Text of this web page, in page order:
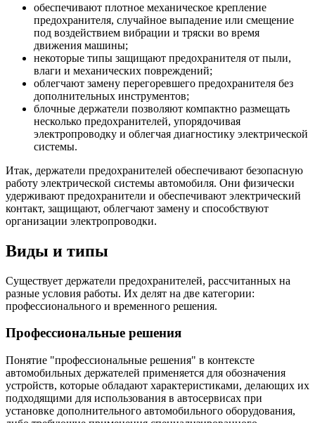
обеспечивают плотное механическое крепление
предохранителя, случайное выпадение или смещение
под воздействием вибрации и тряски во время
движения машины;
некоторые типы защищают предохранителя от пыли,
влаги и механических повреждений;
облегчают замену перегоревшего предохранителя без
дополнительных инструментов;
блочные держатели позволяют компактно размещать
несколько предохранителей, упорядочивая
электропроводку и облегчая диагностику электрической
системы.
Итак, держатели предохранителей обеспечивают безопасную
работу электрической системы автомобиля. Они физически
удерживают предохранители и обеспечивают электрический
контакт, защищают, облегчают замену и способствуют
организации электропроводки.
Виды и типы
Существует держатели предохранителей, рассчитанных на
разные условия работы. Их делят на две категории:
профессионального и временного решения.
Профессиональные решения
Понятие "профессиональные решения" в контексте
автомобильных держателей применяется для обозначения
устройств, которые обладают характеристиками, делающих их
подходящими для использования в автосервисах при
установке дополнительного автомобильного оборудования,